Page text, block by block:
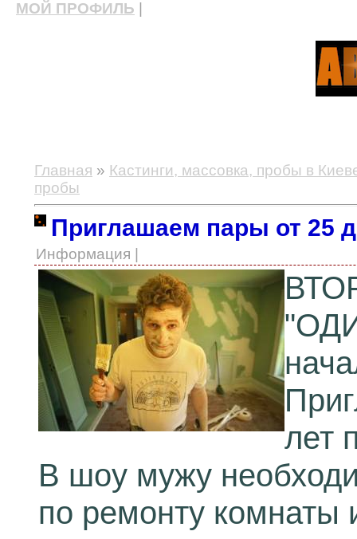
МОЙ ПРОФИЛЬ
Главная » Кастинги, массовка, пробы в
пробы
Приглашаем пары от 25
Информация |
лет
В шоу мужу
по ремонту комнаты